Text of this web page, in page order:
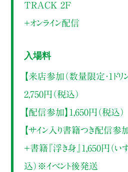
TRACK 2F
＋オンライン配信
入場料
【来店参加（数量限定・1ドリン
2,750円（税込）
【配信参加】1,650円（税込）
【サイン入り書籍つき配信参
＋書籍『浮き身』1,650円（い
込）※イベント後発送